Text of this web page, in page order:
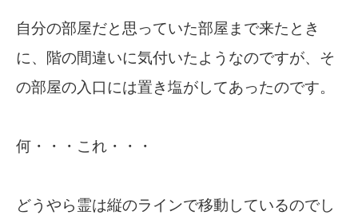
自分の部屋だと思っていた部屋まで来たとき
に、階の間違いに気付いたようなのですが、そ
の部屋の入口には置き塩がしてあったのです。
何・・・これ・・・
どうやら霊は縦のラインで移動しているのでし